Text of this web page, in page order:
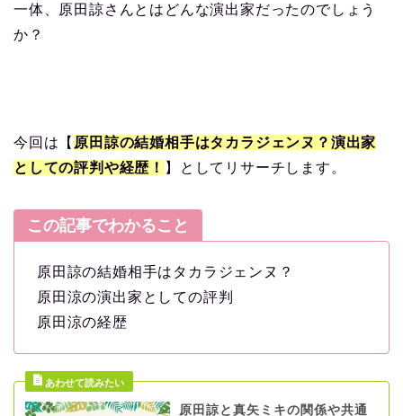
一体、原田諒さんとはどんな演出家だったのでしょう
か？
今回は【 原田諒の結婚相手はタカラジェンヌ？演出家
としての評判や経歴！ 】としてリサーチします。
この記事でわかること
原田諒の結婚相手はタカラジェンヌ？
原田涼の演出家としての評判
原田涼の経歴
原田諒と真矢ミキの関係や共通